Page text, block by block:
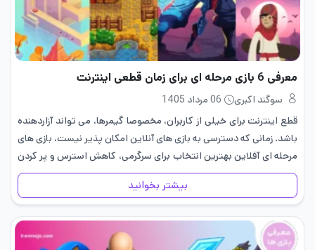
معرفی 6 بازی مرحله ای برای زمان قطعی اینترنت
سوگند اکبری
06 مرداد 1405
قطع اینترنت برای خیلی از کاربران، مخصوصا گیمرها، می تواند آزاردهنده
باشد. زمانی که دسترسی به بازی های آنلاین امکان پذیر نیست، بازی های
مرحله ای آفلاین بهترین انتخاب برای سرگرمی، کاهش استرس و پر کردن
زمان هستند. این بازی…
بیشتر بخوانید